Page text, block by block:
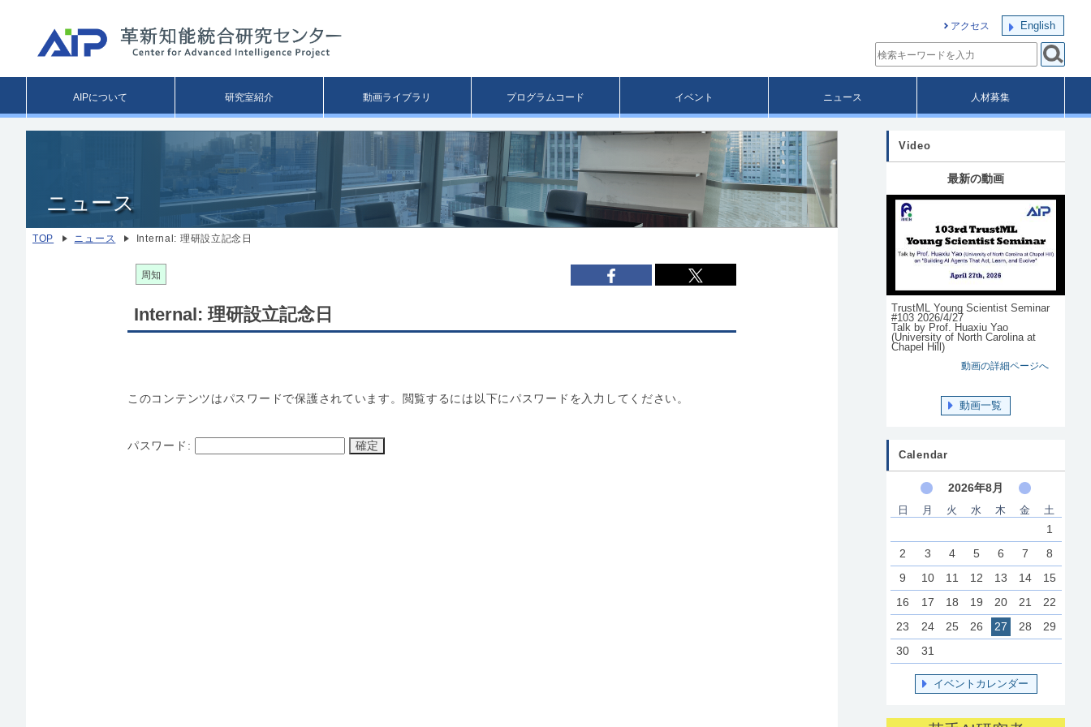
移
動
アクセス English
AIPについて 研究室紹介 動画ライブラリ プログラムコード イベント ニュース 人材募集
ニュース
TOP ニュース Internal: 理研設立記念日
周知
Internal: 理研設立記念日
このコンテンツはパスワードで保護されています。閲覧するには以下にパスワードを入力してください。
パスワード:
Video
最新の動画
TrustML Young Scientist Seminar
#103 2026/4/27
Talk by Prof. Huaxiu Yao
(University of North Carolina at
Chapel Hill)
動画の詳細ページへ
動画一覧
Calendar
2026年8月
日 月 火 水 木 金 土
1
2
3 4 5 6 7
8
9
10 11 12 13 14
15
16
17 18 19 20 21
22
23
24 25 26 27 28
29
30
31
イベントカレンダー